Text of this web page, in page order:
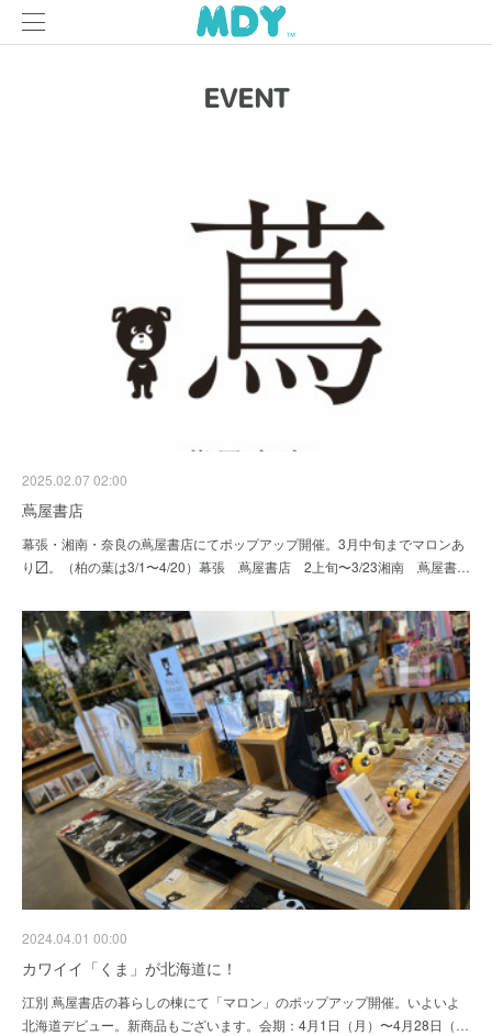
EVENT
2025.02.07 02:00
蔦屋書店
幕張・湘南・奈良の蔦屋書店にてポップアップ開催。3月中旬までマロンあ
り〼。（柏の葉は3/1〜4/20）幕張 蔦屋書店 2上旬〜3/23湘南 蔦屋書…
2024.04.01 00:00
カワイイ「くま」が北海道に！
江別 蔦屋書店の暮らしの棟にて「マロン」のポップアップ開催。いよいよ
北海道デビュー。新商品もございます。会期：4月1日（月）〜4月28日（…